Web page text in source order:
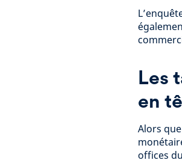
Les
en
Alors
offices